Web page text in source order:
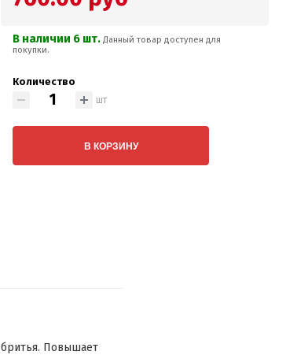
В наличии 6 шт.Данный товар доступен для
покупки.
Количество
шт
В КОРЗИНУ
Повышает